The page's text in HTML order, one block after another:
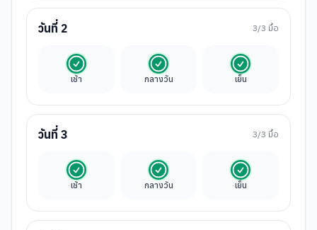
วันที่ 2 3/3 มื้อ
เช้า
รวมในค่าทัวร์
กลางวัน
รวมในค่าทัวร์
เย็น
รวมในค่าทัวร์
วันที่ 3 3/3 มื้อ
เช้า
รวมในค่าทัวร์
กลางวัน
รวมในค่าทัวร์
เย็น
รวมในค่าทัวร์